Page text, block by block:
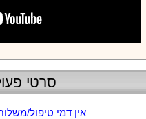
סרטי
אין דמי טיפול/משלוח